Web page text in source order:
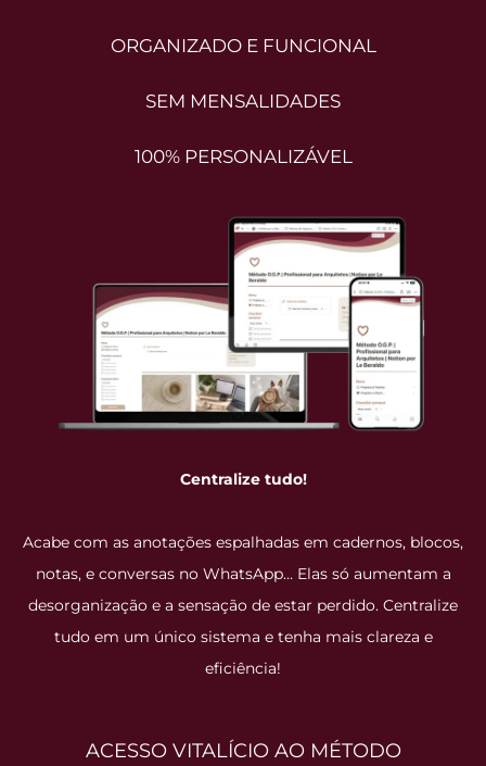
ORGANIZADO E FUNCIONAL
SEM MENSALIDADES
100% PERSONALIZÁVEL
Centralize tudo!
Acabe com as anotações espalhadas em cadernos, blocos,
notas, e conversas no WhatsApp… Elas só aumentam a
desorganização e a sensação de estar perdido. Centralize
tudo em um único sistema e tenha mais clareza e
eficiência!
ACESSO VITALÍCIO AO MÉTODO